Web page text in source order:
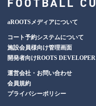
aROOTSメディアについて
コート予約システムについて
施設会員様向け管理画面
開発者向けROOTS DEVELOPER
運営会社・お問い合わせ
会員規約
プライバシーポリシー